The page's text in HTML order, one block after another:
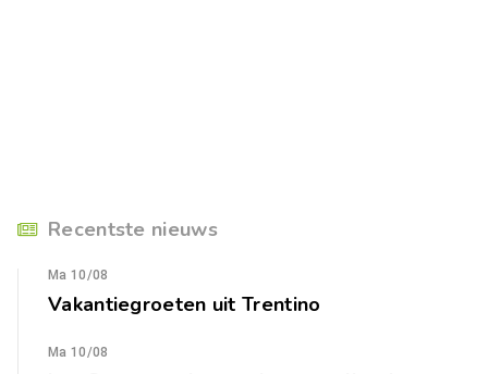
Recentste nieuws
Ma 10/08
Vakantiegroeten uit Trentino
Ma 10/08